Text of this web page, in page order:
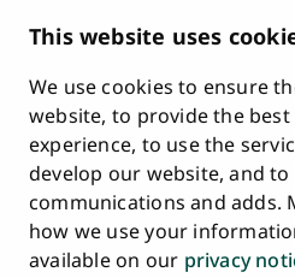
This website uses
We use cookies to ensure
website, to provide the
experience, to use the
develop our website, and
communications and adds.
how we use your
available on our privacy
Description of Document
Requests
Whistleblowing
Accessibility Statement
Feedback
Intranet & Online Tools
Cookie Settings